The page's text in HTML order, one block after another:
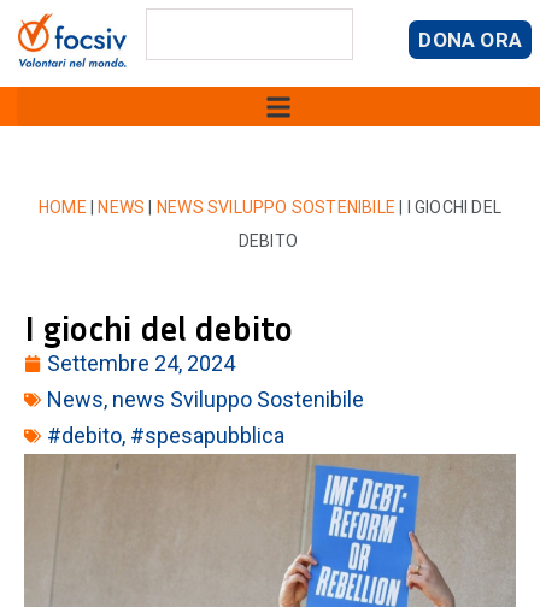
DONA ORA
HOME NEWS NEWS SVILUPPO SOSTENIBILE
I GIOCHI DEL
DEBITO
I giochi del debito
Settembre 24, 2024
News, news Sviluppo Sostenibile
#debito, #spesapubblica